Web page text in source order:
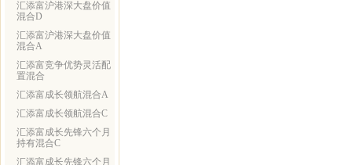
汇添富沪港深大盘价值
混合D
汇添富沪港深大盘价值
混合A
汇添富竞争优势灵活配
置混合
汇添富成长领航混合A
汇添富成长领航混合C
汇添富成长先锋六个月
持有混合C
汇添富成长先锋六个月